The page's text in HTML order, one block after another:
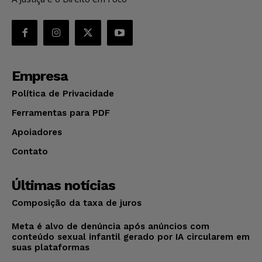
Empresa
Política de Privacidade
Ferramentas para PDF
Apoiadores
Contato
Últimas notícias
Composição da taxa de juros
Meta é alvo de denúncia após anúncios com
conteúdo sexual infantil gerado por IA circularem em
suas plataformas